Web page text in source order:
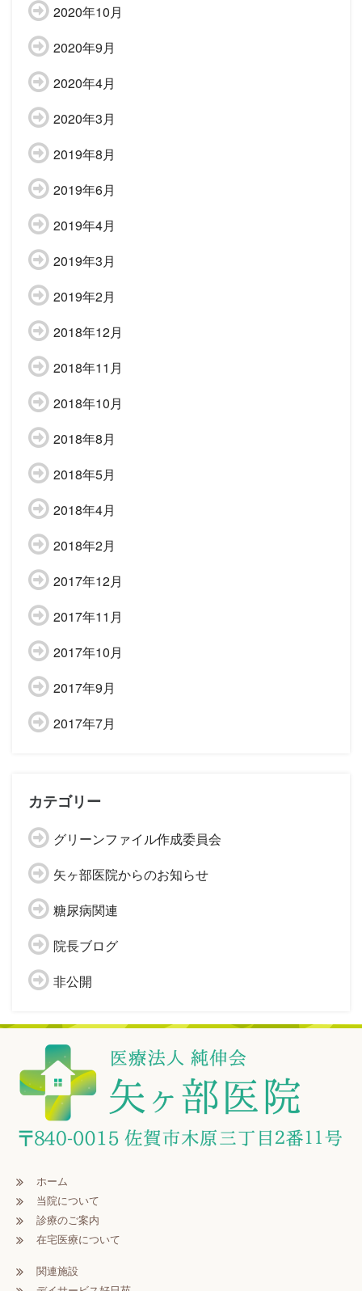
2020年10月
2020年9月
2020年4月
2020年3月
2019年8月
2019年6月
2019年4月
2019年3月
2019年2月
2018年12月
2018年11月
2018年10月
2018年8月
2018年5月
2018年4月
2018年2月
2017年12月
2017年11月
2017年10月
2017年9月
2017年7月
カテゴリー
グリーンファイル作成委員会
矢ヶ部医院からのお知らせ
糖尿病関連
院長ブログ
非公開
ホーム
当院について
診療のご案内
在宅医療について
関連施設